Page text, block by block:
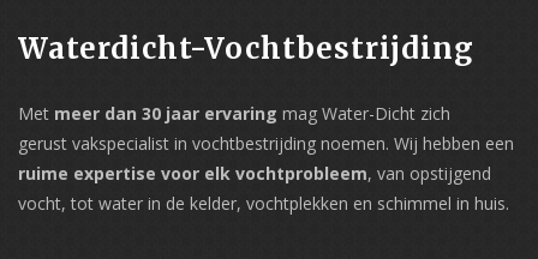
Waterdicht-Vochtbestrijding
Met meer dan 30 jaar ervaring mag Water-Dicht zich
gerust vakspecialist in vochtbestrijding noemen. Wij hebben een
ruime expertise voor elk vochtprobleem, van opstijgend
vocht, tot water in de kelder, vochtplekken en schimmel in huis.